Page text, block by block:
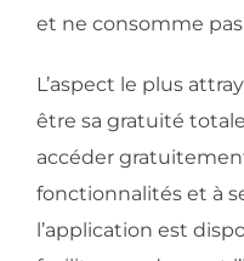
et ne consomme
L’aspect le plus
être sa gratuité
accéder
fonctionnalités et à
l’application est